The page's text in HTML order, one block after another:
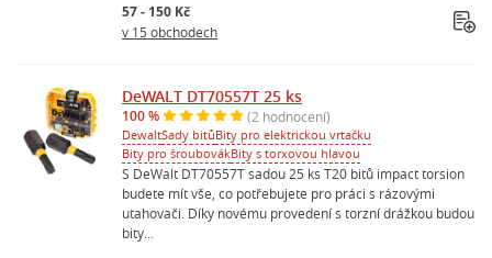
57 - 150 Kč
v 15 obchodech
DeWALT DT70557T 25 ks
100 % (2 hodnocení)
DewaltSady bitůBity pro elektrickou vrtačku
Bity pro šroubovákBity s torxovou hlavou
S DeWalt DT70557T sadou 25 ks T20 bitů impact torsion
budete mít vše, co potřebujete pro práci s rázovými
utahovači. Díky novému provedení s torzní drážkou budou
bity...